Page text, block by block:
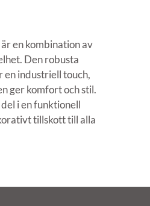
en kombination av
Den robusta
en industriell touch,
ger komfort och stil.
i en funktionell
tillskott till alla